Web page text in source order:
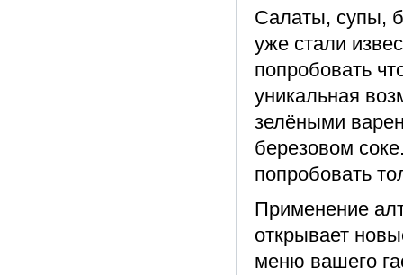
Салаты, супы,
уже стали
попробовать
уникальная
зелёными
березовом
попробовать
Применение
открывает
меню вашего